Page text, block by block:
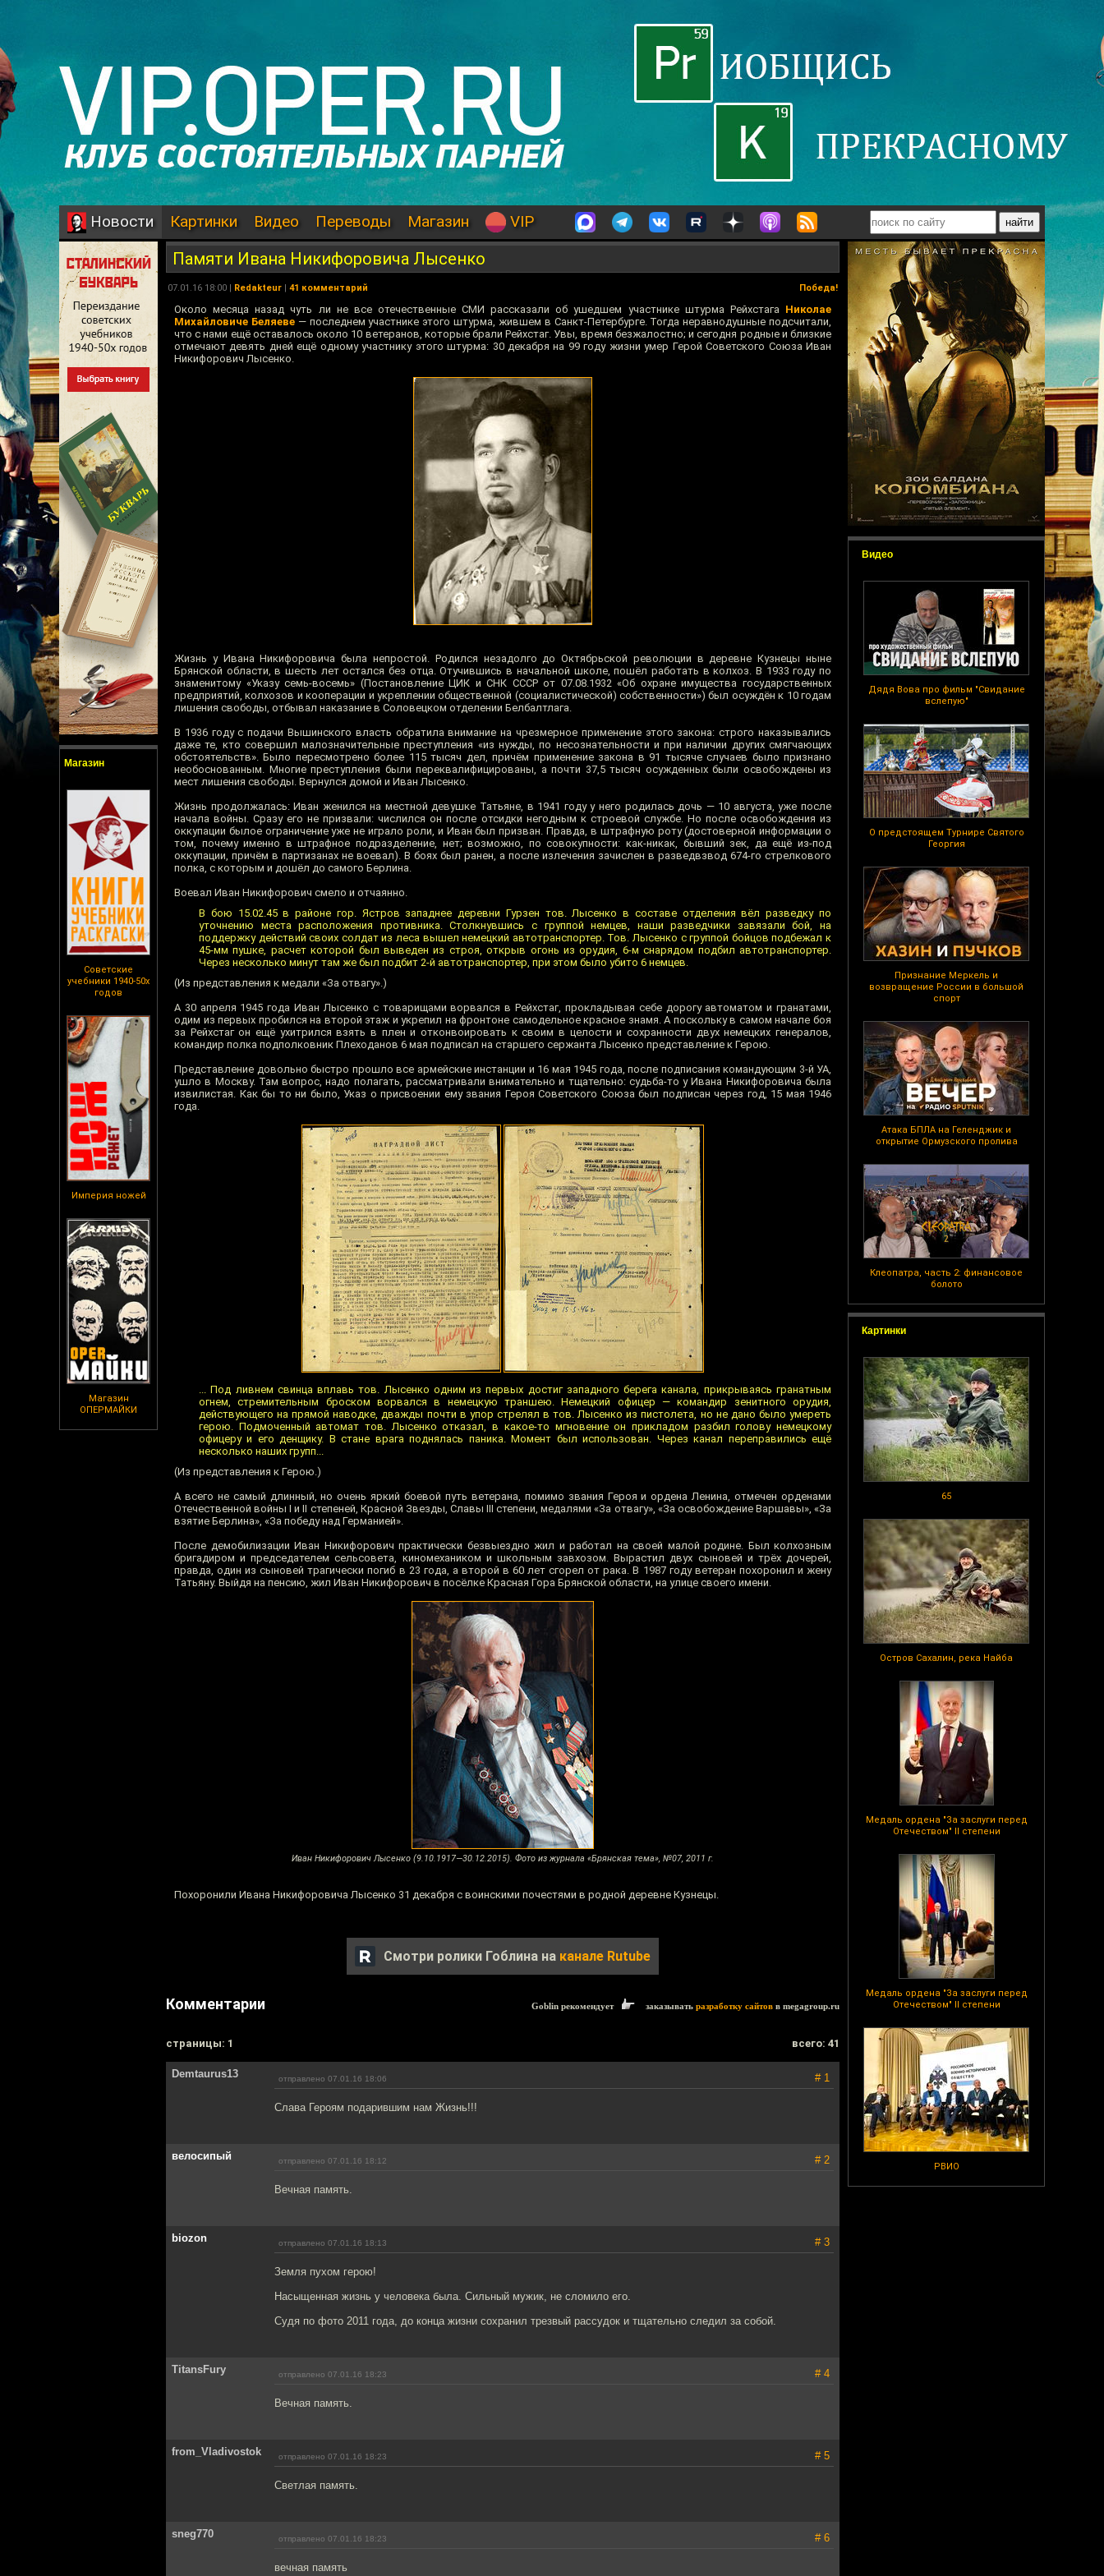
Новости Картинки Видео Переводы Магазин VIP
Магазин
Советские
учебники 1940-50х
годов
Империя ножей
Магазин
ОПЕРМАЙКИ
Видео
Дядя Вова про фильм "Свидание
вслепую"
О предстоящем Турнире Святого
Георгия
Признание Меркель и
возвращение России в большой
спорт
Атака БПЛА на Геленджик и
открытие Ормузского пролива
Клеопатра, часть 2: финансовое
болото
Картинки
65
Остров Сахалин, река Найба
Медаль ордена "За заслуги перед
Отечеством" II степени
Медаль ордена "За заслуги перед
Отечеством" II степени
РВИО
Памяти Ивана Никифоровича Лысенко
07.01.16 18:00 | Redakteur | 41 комментарий Победа!
Около месяца назад чуть ли не все отечественные СМИ рассказали об ушедшем участнике штурма Рейхстага Николае
Михайловиче Беляеве— последнем участнике этого штурма, жившем в Санкт-Петербурге. Тогда неравнодушные подсчитали,
что с нами ещё оставалось около 10 ветеранов, которые брали Рейхстаг. Увы, время безжалостно; и сегодня родные и близкие
отмечают девять дней ещё одному участнику этого штурма: 30 декабря на 99 году жизни умер Герой Советского Союза Иван
Никифорович Лысенко.
Жизнь у Ивана Никифоровича была непростой. Родился незадолго до Октябрьской революции в деревне Кузнецы ныне
Брянской области, в шесть лет остался без отца. Отучившись в начальной школе, пошёл работать в колхоз. В 1933 году по
знаменитому «Указу семь-восемь» (Постановление ЦИК и СНК СССР от 07.08.1932 «Об охране имущества государственных
предприятий, колхозов и кооперации и укреплении общественной (социалистической) собственности») был осуждён к 10 годам
лишения свободы, отбывал наказание в Соловецком отделении Белбалтлага.
В 1936 году с подачи Вышинского власть обратила внимание на чрезмерное применение этого закона: строго наказывались
даже те, кто совершил малозначительные преступления «из нужды, по несознательности и при наличии других смягчающих
обстоятельств». Было пересмотрено более 115 тысяч дел, причём применение закона в 91 тысяче случаев было признано
необоснованным. Многие преступления были переквалифицированы, а почти 37,5 тысяч осужденных были освобождены из
мест лишения свободы. Вернулся домой и Иван Лысенко.
Жизнь продолжалась: Иван женился на местной девушке Татьяне, в 1941 году у него родилась дочь — 10 августа, уже после
начала войны. Сразу его не призвали: числился он после отсидки негодным к строевой службе. Но после освобождения из
оккупации былое ограничение уже не играло роли, и Иван был призван. Правда, в штрафную роту (достоверной информации о
том, почему именно в штрафное подразделение, нет; возможно, по совокупности: как-никак, бывший зек, да ещё из-под
оккупации, причём в партизанах не воевал). В боях был ранен, а после излечения зачислен в разведвзвод 674-го стрелкового
полка, с которым и дошёл до самого Берлина.
Воевал Иван Никифорович смело и отчаянно.
В бою 15.02.45 в районе гор. Ястров западнее деревни Гурзен тов. Лысенко в составе отделения вёл разведку по
уточнению места расположения противника. Столкнувшись с группой немцев, наши разведчики завязали бой, на
поддержку действий своих солдат из леса вышел немецкий автотранспортер. Тов. Лысенко с группой бойцов подбежал к
45-мм пушке, расчет которой был выведен из строя, открыв огонь из орудия, 6-м снарядом подбил автотранспортер.
Через несколько минут там же был подбит 2-й автотранспортер, при этом было убито 6 немцев.
(Из представления к медали «За отвагу».)
А 30 апреля 1945 года Иван Лысенко с товарищами ворвался в Рейхстаг, прокладывая себе дорогу автоматом и гранатами,
одим из первых пробился на второй этаж и укрепил на фронтоне самодельное красное знамя. А поскольку в самом начале боя
за Рейхстаг он ещё ухитрился взять в плен и отконвоировать к своим в целости и сохранности двух немецких генералов,
командир полка подполковник Плеходанов 6 мая подписал на старшего сержанта Лысенко представление к Герою.
Представление довольно быстро прошло все армейские инстанции и 16 мая 1945 года, после подписания командующим 3-й УА,
ушло в Москву. Там вопрос, надо полагать, рассматривали внимательно и тщательно: судьба-то у Ивана Никифоровича была
извилистая. Как бы то ни было, Указ о присвоении ему звания Героя Советского Союза был подписан через год, 15 мая 1946
года.
... Под ливнем свинца вплавь тов. Лысенко одним из первых достиг западного берега канала, прикрываясь гранатным
огнем, стремительным броском ворвался в немецкую траншею. Немецкий офицер — командир зенитного орудия,
действующего на прямой наводке, дважды почти в упор стрелял в тов. Лысенко из пистолета, но не дано было умереть
герою. Подмоченный автомат тов. Лысенко отказал, в какое-то мгновение он прикладом разбил голову немецкому
офицеру и его денщику. В стане врага поднялась паника. Момент был использован. Через канал переправились ещё
несколько наших групп...
(Из представления к Герою.)
А всего не самый длинный, но очень яркий боевой путь ветерана, помимо звания Героя и ордена Ленина, отмечен орденами
Отечественной войны I и II степеней, Красной Звезды, Славы III степени, медалями «За отвагу», «За освобождение Варшавы», «За
взятие Берлина», «За победу над Германией».
После демобилизации Иван Никифорович практически безвыездно жил и работал на своей малой родине. Был колхозным
бригадиром и председателем сельсовета, киномехаником и школьным завхозом. Вырастил двух сыновей и трёх дочерей,
правда, один из сыновей трагически погиб в 23 года, а второй в 60 лет сгорел от рака. В 1987 году ветеран похоронил и жену
Татьяну. Выйдя на пенсию, жил Иван Никифорович в посёлке Красная Гора Брянской области, на улице своего имени.
Иван Никифорович Лысенко (9.10.1917—30.12.2015). Фото из журнала «Брянская тема», №07, 2011 г.
Похоронили Ивана Никифоровича Лысенко 31 декабря с воинскими почестями в родной деревне Кузнецы.
Смотри ролики Гоблина на канале Rutube
Комментарии Goblin рекомендует заказывать разработку сайтов в megagroup.ru
cтраницы: 1 всего: 41
Demtaurus13 отправлено 07.01.16 18:06 # 1
Слава Героям подарившим нам Жизнь!!!
велосипый отправлено 07.01.16 18:12 # 2
Вечная память.
biozon отправлено 07.01.16 18:13 # 3
Земля пухом герою!
Насыщенная жизнь у человека была. Сильный мужик, не сломило его.
Судя по фото 2011 года, до конца жизни сохранил трезвый рассудок и тщательно следил за собой.
TitansFury отправлено 07.01.16 18:23 # 4
Вечная память.
from_Vladivostok отправлено 07.01.16 18:23 # 5
Светлая память.
sneg770 отправлено 07.01.16 18:23 # 6
вечная память